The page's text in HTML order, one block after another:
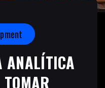
ANALÍTICA